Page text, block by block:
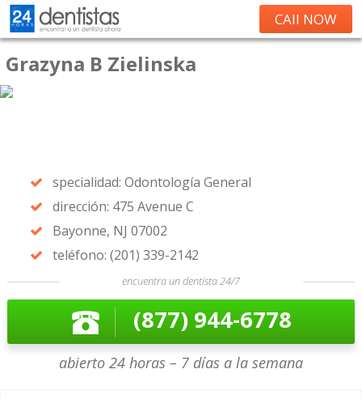
CAll NOW
Grazyna B Zielinska
specialidad: Odontología General
dirección: 475 Avenue C
Bayonne, NJ 07002
teléfono: (201) 339-2142
encuentra un dentista 24/7
(877) 944-6778
abierto 24 horas – 7 días a la semana